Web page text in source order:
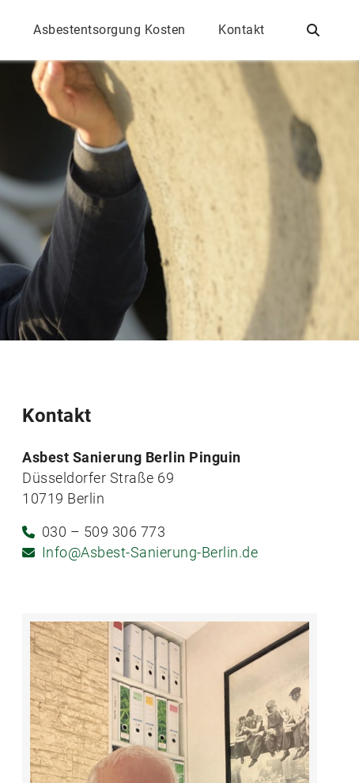
Asbestentsorgung Kosten Kontakt
Kontakt
Asbest Sanierung Berlin Pinguin
Düsseldorfer Straße 69
10719 Berlin
030 – 509 306 773
Info@Asbest-Sanierung-Berlin.de